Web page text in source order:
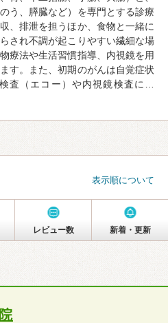
う、膵臓など）を専門とする診療
、排泄を担うほか、食物と一緒に
され不調が起こりやすい繊細な場
療法や生活習慣指導、内視鏡を用
す。また、初期のがんは自覚症状
査（エコー）や内視鏡検査に…
表示順について
レビュー数 新着・更新